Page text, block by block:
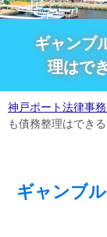
ギャンブ
理はで
神戸ポート法律事
も債務整理はできる
ギャンブ